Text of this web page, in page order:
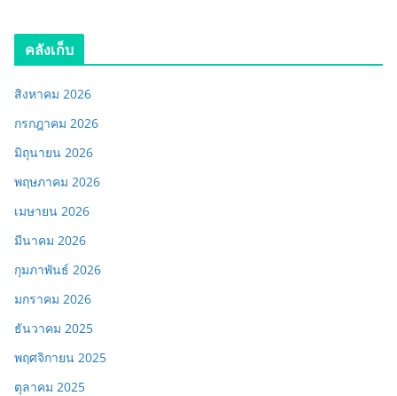
คลังเก็บ
สิงหาคม 2026
กรกฎาคม 2026
มิถุนายน 2026
พฤษภาคม 2026
เมษายน 2026
มีนาคม 2026
กุมภาพันธ์ 2026
มกราคม 2026
ธันวาคม 2025
พฤศจิกายน 2025
ตุลาคม 2025